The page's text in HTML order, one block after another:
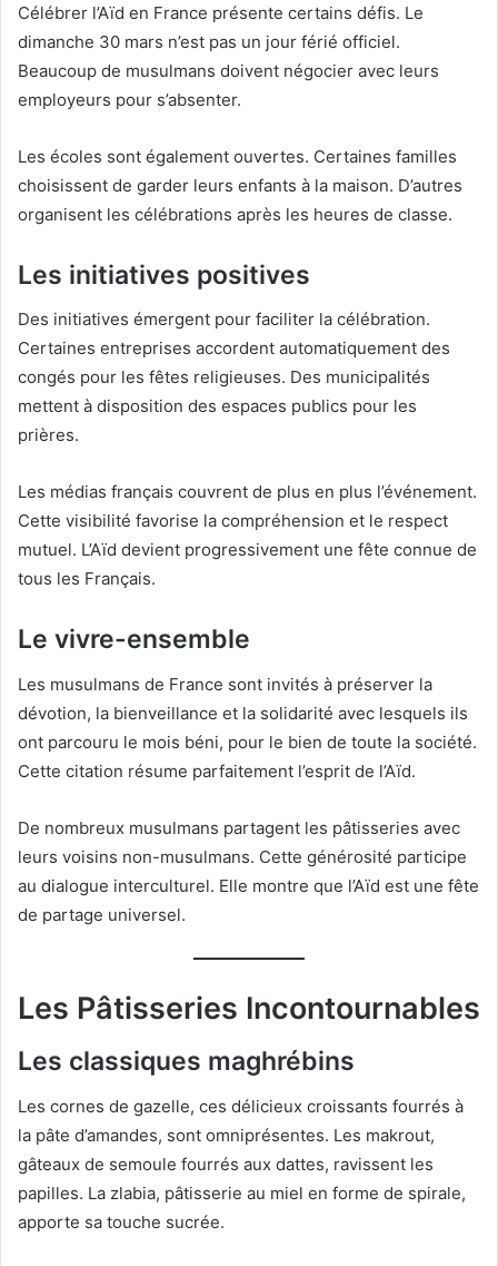
Célébrer l’Aïd en France présente certains défis. Le
dimanche 30 mars n’est pas un jour férié officiel.
Beaucoup de musulmans doivent négocier avec leurs
employeurs pour s’absenter.
Les écoles sont également ouvertes. Certaines familles
choisissent de garder leurs enfants à la maison. D’autres
organisent les célébrations après les heures de classe.
Les initiatives positives
Des initiatives émergent pour faciliter la célébration.
Certaines entreprises accordent automatiquement des
congés pour les fêtes religieuses. Des municipalités
mettent à disposition des espaces publics pour les
prières.
Les médias français couvrent de plus en plus l’événement.
Cette visibilité favorise la compréhension et le respect
mutuel. L’Aïd devient progressivement une fête connue de
tous les Français.
Le vivre-ensemble
Les musulmans de France sont invités à préserver la
dévotion, la bienveillance et la solidarité avec lesquels ils
ont parcouru le mois béni, pour le bien de toute la société.
Cette citation résume parfaitement l’esprit de l’Aïd.
De nombreux musulmans partagent les pâtisseries avec
leurs voisins non-musulmans. Cette générosité participe
au dialogue interculturel. Elle montre que l’Aïd est une fête
de partage universel.
Les Pâtisseries Incontournables
Les classiques maghrébins
Les cornes de gazelle, ces délicieux croissants fourrés à
la pâte d’amandes, sont omniprésentes. Les makrout,
gâteaux de semoule fourrés aux dattes, ravissent les
papilles. La zlabia, pâtisserie au miel en forme de spirale,
apporte sa touche sucrée.